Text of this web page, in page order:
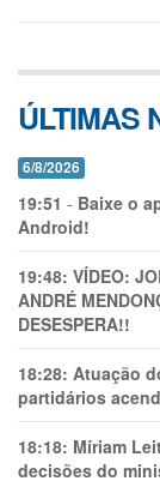
ÚLTIMAS
6/8/2026
19:51 - Baixe o
Android!
19:48: VÍDEO:
ANDRÉ
DESESPERA!!
18:28: Atuação
partidários
18:18: Míriam
decisões do